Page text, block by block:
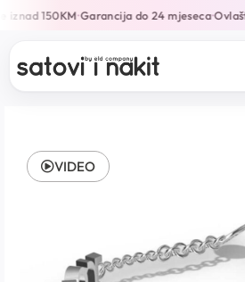
iznad 150KM•Garancija do 24 mjeseca•
VIDEO